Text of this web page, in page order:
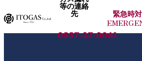
等の連絡
先
緊急時